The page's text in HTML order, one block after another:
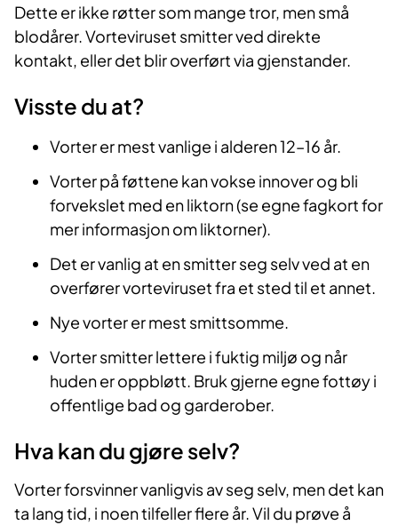
Dette er ikke røtter som mange tror, men små
blodårer. Vorteviruset smitter ved direkte
kontakt, eller det blir overført via gjenstander.
Visste du at?
Vorter er mest vanlige i alderen 12–16 år.
Vorter på føttene kan vokse innover og bli
forvekslet med en liktorn (se egne fagkort for
mer informasjon om liktorner).
Det er vanlig at en smitter seg selv ved at en
overfører vorteviruset fra et sted til et annet.
Nye vorter er mest smittsomme.
Vorter smitter lettere i fuktig miljø og når
huden er oppbløtt. Bruk gjerne egne fottøy i
offentlige bad og garderober.
Hva kan du gjøre selv?
Vorter forsvinner vanligvis av seg selv, men det kan
ta lang tid, i noen tilfeller flere år. Vil du prøve å